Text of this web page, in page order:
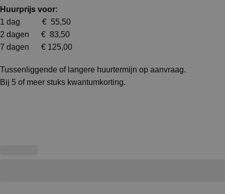
Huurprijs voor:
1 dag € 55,50
2 dagen € 83,50
7 dagen € 125,00
Tussenliggende of langere huurtermijn op aanvraag.
Bij 5 of meer stuks kwantumkorting.